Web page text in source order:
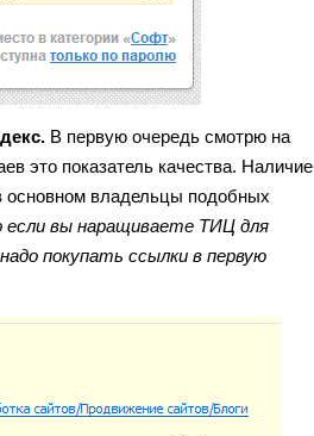
В первую очередь смотрю на
это показатель качества. Наличие
основном владельцы подобных
если вы наращиваете ТИЦ для
покупать ссылки в первую